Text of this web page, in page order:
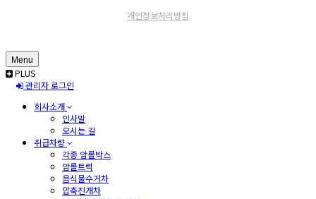
개인정보처리방침
Menu
PLUS
관리자 로그인
회사소개
인사말
오시는 길
취급차량
각종 암롤박스
암롤트럭
음식물수거차
압축진개차